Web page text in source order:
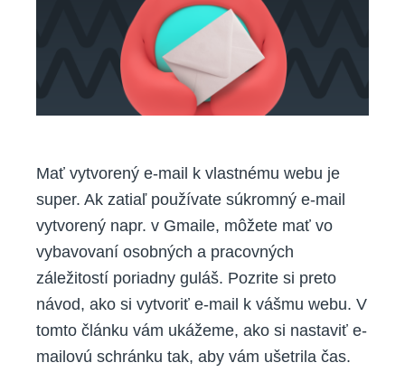
profesionál/ka
Mať vytvorený e-mail k vlastnému webu je
super. Ak zatiaľ používate súkromný e-mail
vytvorený napr. v Gmaile, môžete mať vo
vybavovaní osobných a pracovných
záležitostí poriadny guláš. Pozrite si preto
návod, ako si vytvoriť e-mail k vášmu webu. V
tomto článku vám ukážeme, ako si nastaviť e-
mailovú schránku tak, aby vám ušetrila čas.